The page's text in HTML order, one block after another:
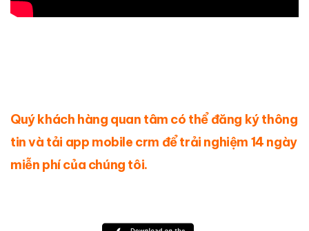
Quý khách hàng quan tâm có thểđăng ký thông
tinvà tải app mobile crm để trải nghiệm 14 ngày
miễn phí của chúng tôi.